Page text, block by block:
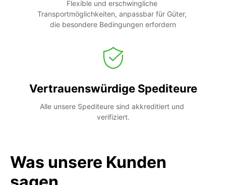
Flexible und erschwingliche
Transportmöglichkeiten, anpassbar für Güter,
die besondere Bedingungen erfordern
Vertrauenswürdige Spediteure
Alle unsere Spediteure sind akkreditiert und
verifiziert.
Was unsere Kunden